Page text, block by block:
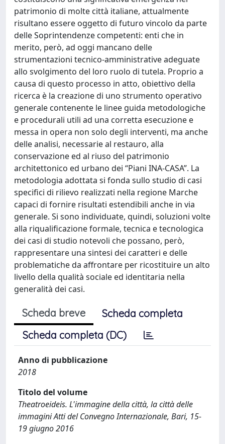
patrimonio di molte città italiane, attualmente
risultano essere oggetto di futuro vincolo da parte
delle Soprintendenze competenti: enti che in
merito, però, ad oggi mancano delle
strumentazioni tecnico-amministrative adeguate
allo svolgimento del loro ruolo di tutela. Proprio a
causa di questo processo in atto, obiettivo della
ricerca è la creazione di uno strumento operativo
generale contenente le linee guida metodologiche
e procedurali utili ad una corretta esecuzione e
messa in opera non solo degli interventi, ma anche
delle analisi, necessarie al restauro, alla
conservazione ed al riuso del patrimonio
architettonico ed urbano dei “Piani INA-CASA”. La
metodologia adottata si fonda sullo studio di casi
specifici di rilievo realizzati nella regione Marche
capaci di fornire risultati estendibili anche in via
generale. Si sono individuate, quindi, soluzioni volte
alla riqualificazione formale, tecnica e tecnologica
dei casi di studio notevoli che possano, però,
rappresentare una sintesi dei caratteri e delle
problematiche da affrontare per ricostituire un alto
livello della qualità sociale ed identitaria nella
generalità dei casi.
Scheda breve
Scheda completa
Scheda completa (DC)
Anno di pubblicazione
2018
Titolo del volume
Theatroeideis. L'immagine della città, la città delle
immagini Atti del Convegno Internazionale, Bari, 15-
19 giugno 2016